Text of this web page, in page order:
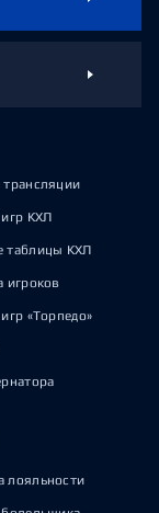
КХЛ
таблицы КХЛ
игроков
«Торпедо»
лояльности